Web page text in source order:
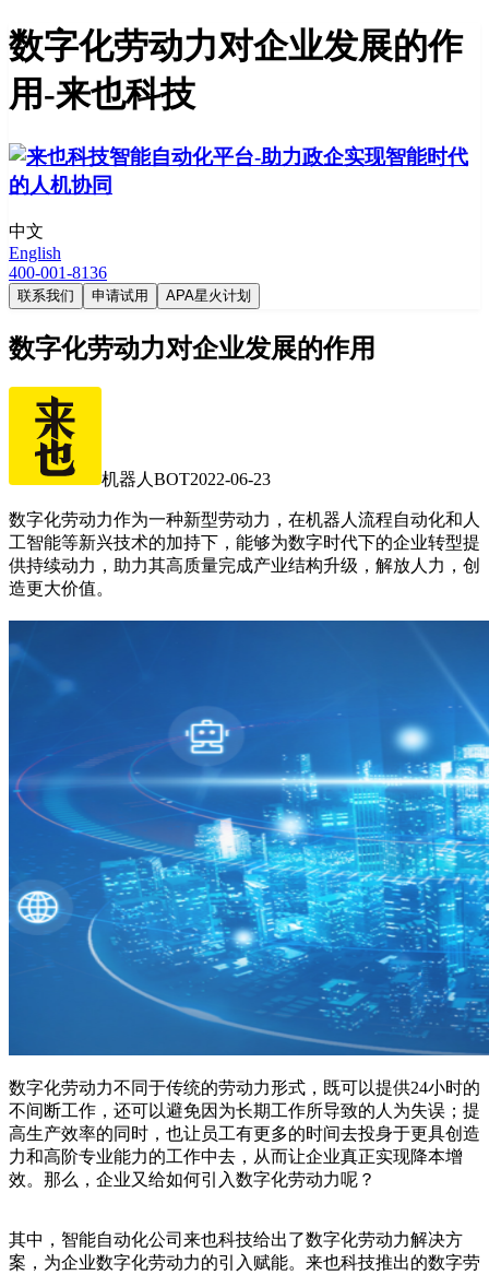
数字化劳动力对企业发展的作
用-来也科技
中文
English
400-001-8136
联系我们 申请试用 APA星火计划
数字化劳动力对企业发展的作用
机器人BOT2022-06-23
数字化劳动力作为一种新型劳动力，在机器人流程自动化和人
工智能等新兴技术的加持下，能够为数字时代下的企业转型提
供持续动力，助力其高质量完成产业结构升级，解放人力，创
造更大价值。
数字化劳动力不同于传统的劳动力形式，既可以提供24小时的
不间断工作，还可以避免因为长期工作所导致的人为失误；提
高生产效率的同时，也让员工有更多的时间去投身于更具创造
力和高阶专业能力的工作中去，从而让企业真正实现降本增
效。那么，企业又给如何引入数字化劳动力呢？
其中，智能自动化公司来也科技给出了数字化劳动力解决方
案，为企业数字化劳动力的引入赋能。来也科技推出的数字劳